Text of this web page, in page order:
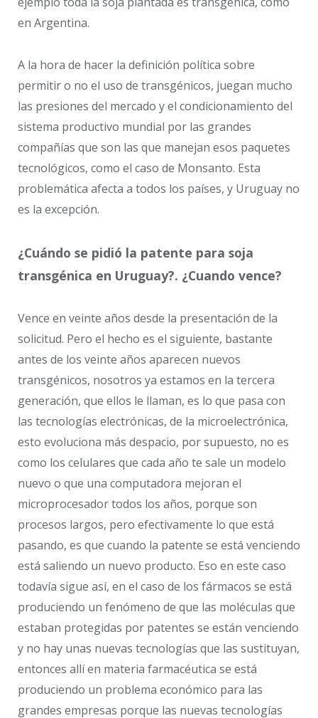
en Argentina.
A la hora de hacer la definición política sobre
permitir o no el uso de transgénicos, juegan mucho
las presiones del mercado y el condicionamiento del
sistema productivo mundial por las grandes
compañías que son las que manejan esos paquetes
tecnológicos, como el caso de Monsanto. Esta
problemática afecta a todos los países, y Uruguay no
es la excepción.
¿Cuándo se pidió la patente para soja
transgénica en Uruguay?. ¿Cuando vence?
Vence en veinte años desde la presentación de la
solicitud. Pero el hecho es el siguiente, bastante
antes de los veinte años aparecen nuevos
transgénicos, nosotros ya estamos en la tercera
generación, que ellos le llaman, es lo que pasa con
las tecnologías electrónicas, de la microelectrónica,
esto evoluciona más despacio, por supuesto, no es
como los celulares que cada año te sale un modelo
nuevo o que una computadora mejoran el
microprocesador todos los años, porque son
procesos largos, pero efectivamente lo que está
pasando, es que cuando la patente se está venciendo
está saliendo un nuevo producto. Eso en este caso
todavía sigue así, en el caso de los fármacos se está
produciendo un fenómeno de que las moléculas que
estaban protegidas por patentes se están venciendo
y no hay unas nuevas tecnologías que las sustituyan,
entonces allí en materia farmacéutica se está
produciendo un problema económico para las
grandes empresas porque las nuevas tecnologías